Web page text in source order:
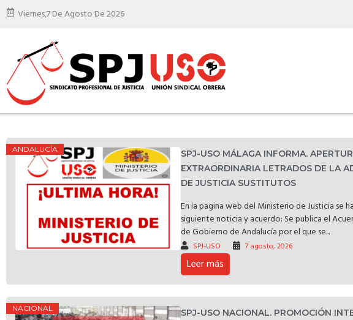
Viernes,7 De Agosto De 2026
ANDALUCÍA
SPJ-USO MÁLAGA INFORMA.
EXTRAORDINARIA LETRADOS DE LA
DE JUSTICIA SUSTITUTOS
En la pagina web del Ministerio de Justicia se
siguiente noticia y acuerdo: Se publica el
de Gobierno de Andalucía por el que se...
SPJ-USO 7 agosto, 2026
Leer más
NACIONAL
SPJ-USO NACIONAL. PROMOCIÓN